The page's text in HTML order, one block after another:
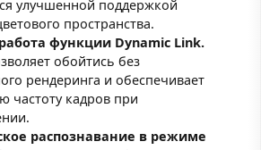
улучшенной поддержкой
пространства.
функции Dynamic Link.
обойтись без
рендеринга и обеспечивает
частоту кадров при
распознавание в режиме